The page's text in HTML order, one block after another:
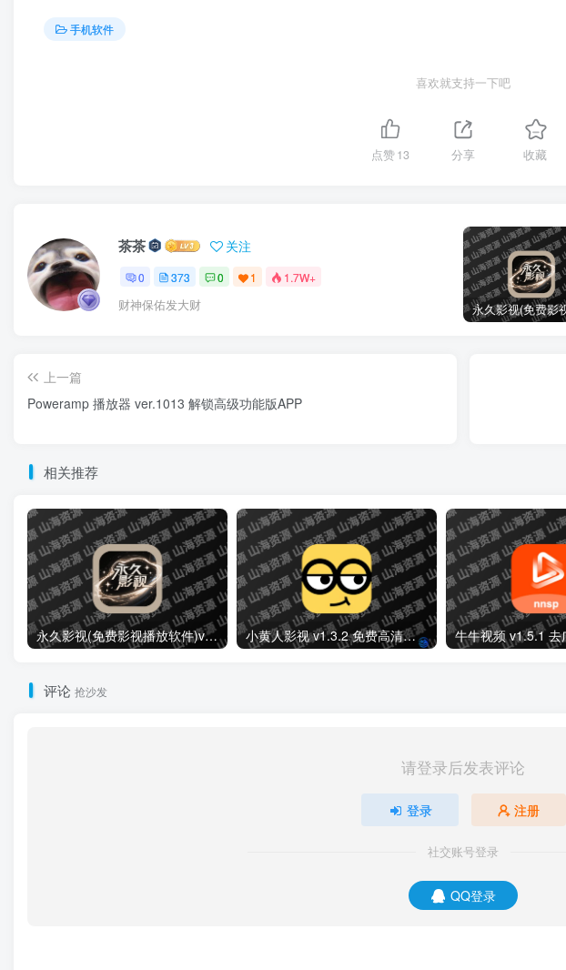
手机软件
喜欢就支持一下吧
点赞13 分享 收藏
茶茶 关注
0 373 0 1 1.7W+
财神保佑发大财
上一篇
Poweramp 播放器 ver.1013 解锁高级功能版APP
相关推荐
永久影视(免费影视播放软件)v1.1.8 解锁去广告纯净版 小黄人影视 v1.3.2 免费高清影视剧集短剧去广告纯净版
评论 抢沙发
请登录后发表评论
登录 注册
社交账号登录
QQ登录